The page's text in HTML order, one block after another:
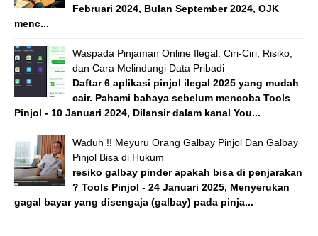
Februari 2024, Bulan September 2024, OJK
menc...
Waspada Pinjaman Online Ilegal: Ciri-Ciri, Risiko,
dan Cara Melindungi Data Pribadi
Daftar 6 aplikasi pinjol ilegal 2025 yang mudah
cair. Pahami bahaya sebelum mencoba Tools
Pinjol - 10 Januari 2024, Dilansir dalam kanal You...
Waduh !! Meyuru Orang Galbay Pinjol Dan Galbay
Pinjol Bisa di Hukum
resiko galbay pinder apakah bisa di penjarakan
? Tools Pinjol - 24 Januari 2025, Menyerukan
gagal bayar yang disengaja (galbay) pada pinja...